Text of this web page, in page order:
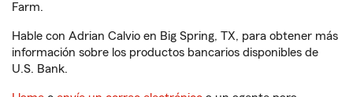
Farm.
Hable con Adrian Calvio en Big Spring, TX, para obtener más
información sobre los productos bancarios disponibles de
U.S. Bank.